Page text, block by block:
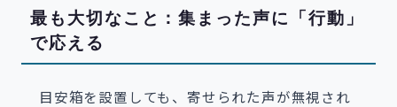
最も大切なこと：集まった声に「行動」
で応える
目安箱を設置しても、寄せられた声が無視され